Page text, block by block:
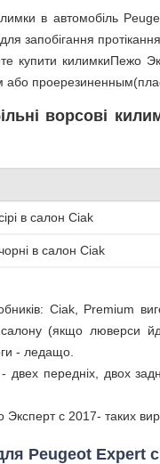
в автомобіль
запобігання
купити килимкиПежо
або
ворсові
в салон Ciak
в салон Ciak
Ciak, Premium
(якщо люверси
- ледащо.
двех передніх, двох
Эксперт с 2017- таких
Peugeot Expert